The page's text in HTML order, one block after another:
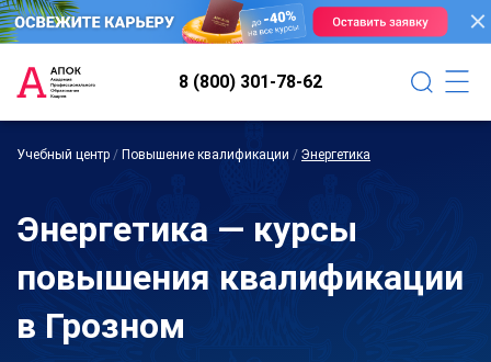
8 (800) 301-78-62
Учебный центр / Повышение квалификации / Энергетика
Энергетика — курсы
повышения квалификации
в Грозном